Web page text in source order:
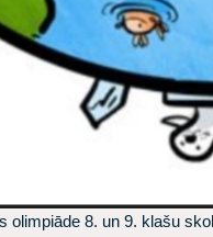
8. un 9. klašu